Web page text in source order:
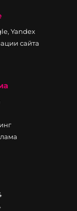
Yandex
сайта